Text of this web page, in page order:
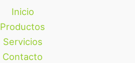
Inicio
Productos
Servicios
Contacto